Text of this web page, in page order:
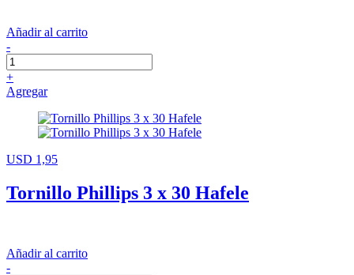
Añadir al carrito
-
+
Agregar
USD 1,95
Tornillo Phillips 3 x 30 Hafele
Añadir al carrito
-